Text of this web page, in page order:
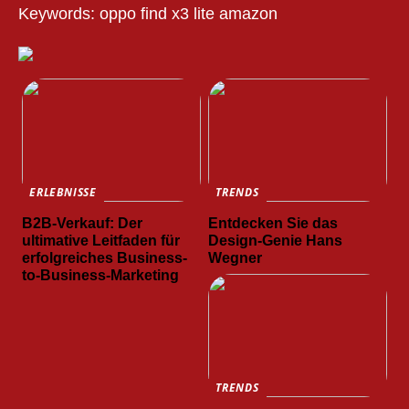
Keywords: oppo find x3 lite amazon
ERLEBNISSE
B2B-Verkauf: Der
ultimative Leitfaden für
erfolgreiches Business-
to-Business-Marketing
TRENDS
Entdecken Sie das
Design-Genie Hans
Wegner
TRENDS